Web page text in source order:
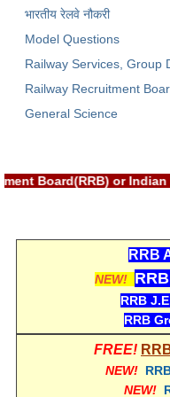
भारतीय रेलवे नौकरी
Model Questions
Railway Services, Group
Railway Recruitment
General Science
Board(RRB)
RRB
NEW!
RRB
RRB
FREE!
NEW!
NEW!